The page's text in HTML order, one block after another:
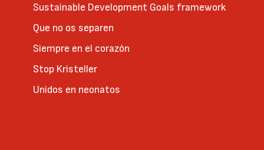
Sustainable Development Goals framework
Que no os separen
Siempre en el corazón
Stop Kristeller
Unidos en neonatos